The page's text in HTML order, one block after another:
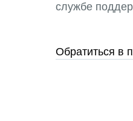
службе
Обратиться в